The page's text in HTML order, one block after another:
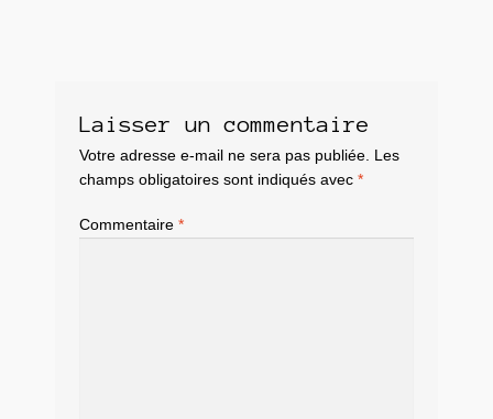
Laisser un commentaire
Votre adresse e-mail ne sera pas publiée.
Les
champs obligatoires sont indiqués avec *
Commentaire *